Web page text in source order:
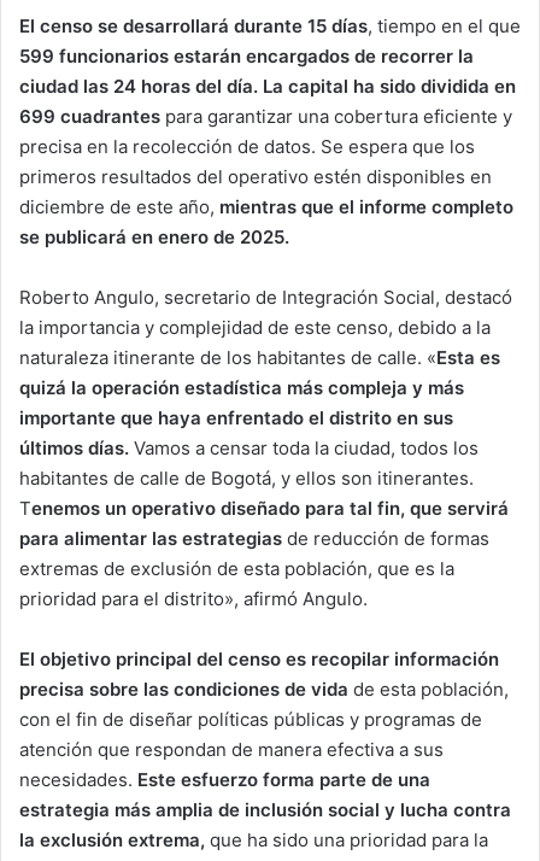
El censo se desarrollará durante 15 días, tiempo en el que
599 funcionarios estarán encargados de recorrer la
ciudad las 24 horas del día. La capital ha sido dividida en
699 cuadrantes para garantizar una cobertura eficiente y
precisa en la recolección de datos. Se espera que los
primeros resultados del operativo estén disponibles en
diciembre de este año, mientras que el informe completo
se publicará en enero de 2025.
Roberto Angulo, secretario de Integración Social, destacó
la importancia y complejidad de este censo, debido a la
naturaleza itinerante de los habitantes de calle. «Esta es
quizá la operación estadística más compleja y más
importante que haya enfrentado el distrito en sus
últimos días. Vamos a censar toda la ciudad, todos los
habitantes de calle de Bogotá, y ellos son itinerantes.
Tenemos un operativo diseñado para tal fin, que servirá
para alimentar las estrategias de reducción de formas
extremas de exclusión de esta población, que es la
prioridad para el distrito», afirmó Angulo.
El objetivo principal del censo es recopilar información
precisa sobre las condiciones de vida de esta población,
con el fin de diseñar políticas públicas y programas de
atención que respondan de manera efectiva a sus
necesidades. Este esfuerzo forma parte de una
estrategia más amplia de inclusión social y lucha contra
la exclusión extrema, que ha sido una prioridad para la